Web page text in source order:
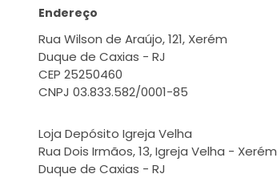
Endereço
Rua Wilson de Araújo, 121, Xerém
Duque de Caxias - RJ
CEP 25250460
CNPJ 03.833.582/0001-85
Loja Depósito Igreja Velha
Rua Dois Irmãos, 13, Igreja Velha - Xerém
Duque de Caxias - RJ